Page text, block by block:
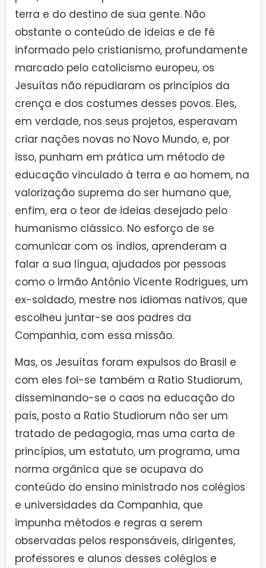
terra e do destino de sua gente. Não
obstante o conteúdo de ideias e de fé
informado pelo cristianismo, profundamente
marcado pelo catolicismo europeu, os
Jesuítas não repudiaram os princípios da
crença e dos costumes desses povos. Eles,
em verdade, nos seus projetos, esperavam
criar nações novas no Novo Mundo, e, por
isso, punham em prática um método de
educação vinculado à terra e ao homem, na
valorização suprema do ser humano que,
enfim, era o teor de ideias desejado pelo
humanismo clássico. No esforço de se
comunicar com os índios, aprenderam a
falar a sua língua, ajudados por pessoas
como o Irmão Antônio Vicente Rodrigues, um
ex-soldado, mestre nos idiomas nativos, que
escolheu juntar-se aos padres da
Companhia, com essa missão.
Mas, os Jesuítas foram expulsos do Brasil e
com eles foi-se também a Ratio Studiorum,
disseminando-se o caos na educação do
país, posto a Ratio Studiorum não ser um
tratado de pedagogia, mas uma carta de
princípios, um estatuto, um programa, uma
norma orgânica que se ocupava do
conteúdo do ensino ministrado nos colégios
e universidades da Companhia, que
impunha métodos e regras a serem
observadas pelos responsáveis, dirigentes,
professores e alunos desses colégios e